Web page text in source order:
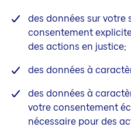
des données sur votre
consentement
des actions en justice;
des données à
des données à
votre consentement
nécessaire pour des